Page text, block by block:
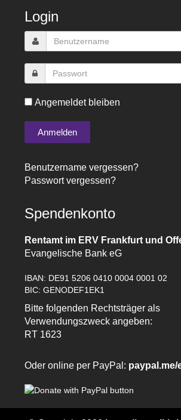
Login
Angemeldet bleiben
Benutzername vergessen?
Passwort vergessen?
Spendenkonto
Rentamt im ERV Frankfurt und
Evangelische Bank eG
IBAN: DE91 5206 0410 0004 0001 02
BIC: GENODEF1EK1
Bitte folgenden Rechtsträger als
Verwendungszweck angeben:
RT 1623
Oder online per PayPal: paypal.me/